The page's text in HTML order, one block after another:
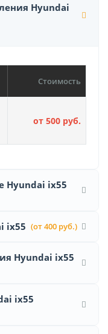
Hyundai
Стоимость
от 500 руб.
Hyundai ix55
ix55 (от 400 руб.)
Hyundai ix55
ix55